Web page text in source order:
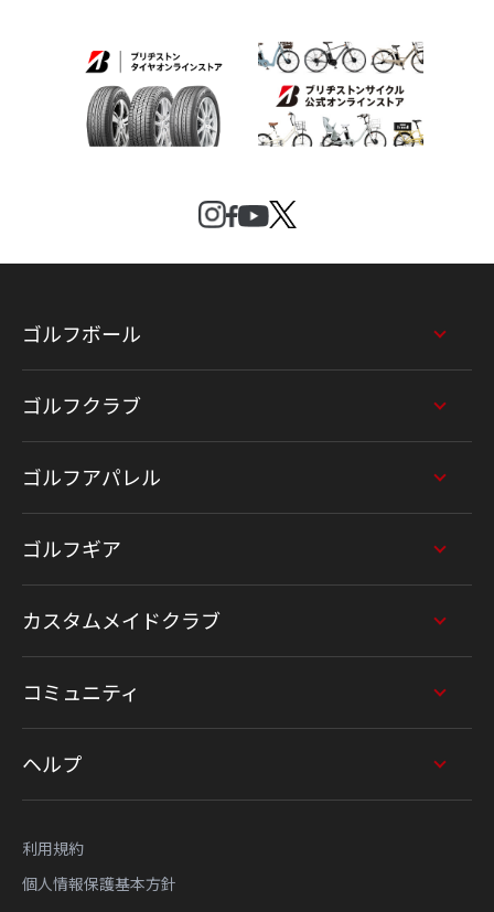
ゴルフボール
ゴルフクラブ
ゴルフアパレル
ゴルフギア
カスタムメイドクラブ
コミュニティ
ヘルプ
利用規約
個人情報保護基本方針